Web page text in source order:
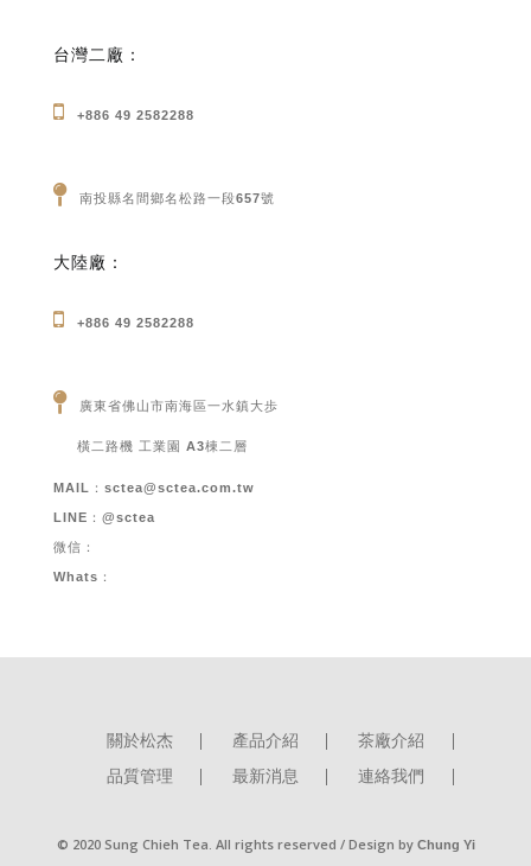
台灣二廠：
+886 49 2582288
南投縣名間鄉名松路一段657號
大陸廠：
+886 49 2582288
廣東省佛山市南海區一水鎮大歩
橫二路機 工業園 A3棟二層
MAIL： sctea@sctea.com.tw
LINE：@sctea
微信：
Whats：
關於松杰 產品介紹
茶廠介紹
品質管理
最新消息 連絡我們
© 2020 Sung Chieh Tea. All rights reserved / Design by Chung Yi